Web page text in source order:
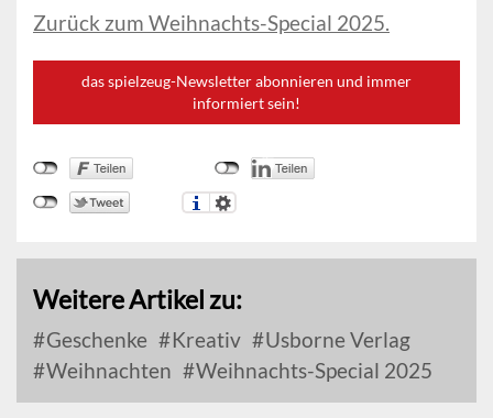
Zurück zum Weihnachts-Special 2025.
das spielzeug-Newsletter abonnieren und immer
informiert sein!
Weitere Artikel zu:
Geschenke Kreativ
Usborne Verlag
Weihnachten
Weihnachts-Special 2025